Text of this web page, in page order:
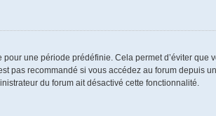
une période prédéfinie. Cela permet d’éviter que
pas recommandé si vous accédez au forum depuis
du forum ait désactivé cette fonctionnalité.